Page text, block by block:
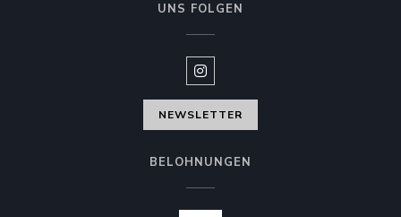
UNS FOLGEN
Instagram ((öffnet ein neues
NEWSLETTER
BELOHNUNGEN